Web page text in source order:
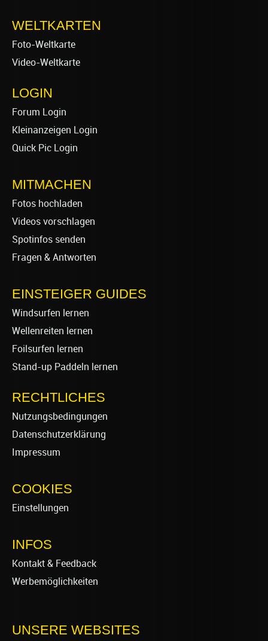
WELTKARTEN
Foto-Weltkarte
Video-Weltkarte
LOGIN
Forum Login
Kleinanzeigen Login
Quick Pic Login
MITMACHEN
Fotos hochladen
Videos vorschlagen
Spotinfos senden
Fragen & Antworten
EINSTEIGER GUIDES
Windsurfen lernen
Wellenreiten lernen
Foilsurfen lernen
Stand-up Paddeln lernen
RECHTLICHES
Nutzungsbedingungen
Datenschutzerklärung
Impressum
COOKIES
Einstellungen
INFOS
Kontakt & Feedback
Werbemöglichkeiten
UNSERE WEBSITES